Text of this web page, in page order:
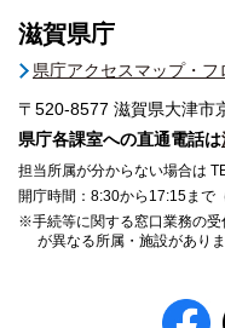
滋賀県庁
県庁アクセスマップ・フ
〒520-8577 滋賀県大津市
県庁各課室への直通電話は
担当所属が分からない場合は
開庁時間：8:30から17:15まで
※手続等に関する窓口業務の
が異なる所属・施設がありま